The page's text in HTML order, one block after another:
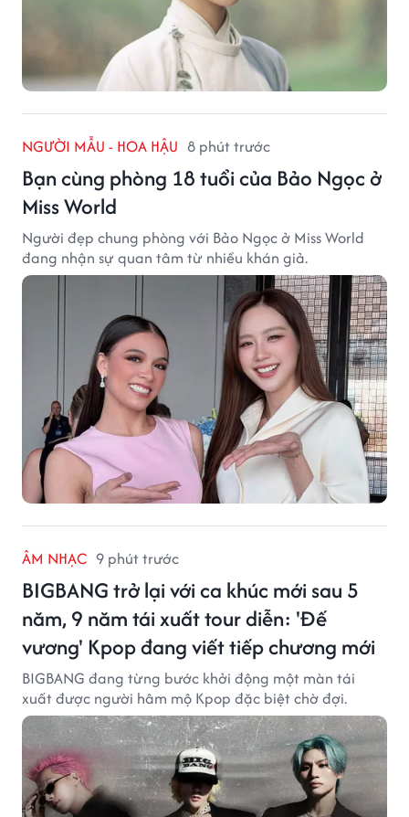
NGƯỜI MẪU - HOA HẬU 8 phút trước
Bạn cùng phòng 18 tuổi của Bảo Ngọc ở
Miss World
Người đẹp chung phòng với Bảo Ngọc ở Miss World
đang nhận sự quan tâm từ nhiều khán giả.
ÂM NHẠC 9 phút trước
BIGBANG trở lại với ca khúc mới sau 5
năm, 9 năm tái xuất tour diễn: 'Đế
vương' Kpop đang viết tiếp chương mới
BIGBANG đang từng bước khởi động một màn tái
xuất được người hâm mộ Kpop đặc biệt chờ đợi.